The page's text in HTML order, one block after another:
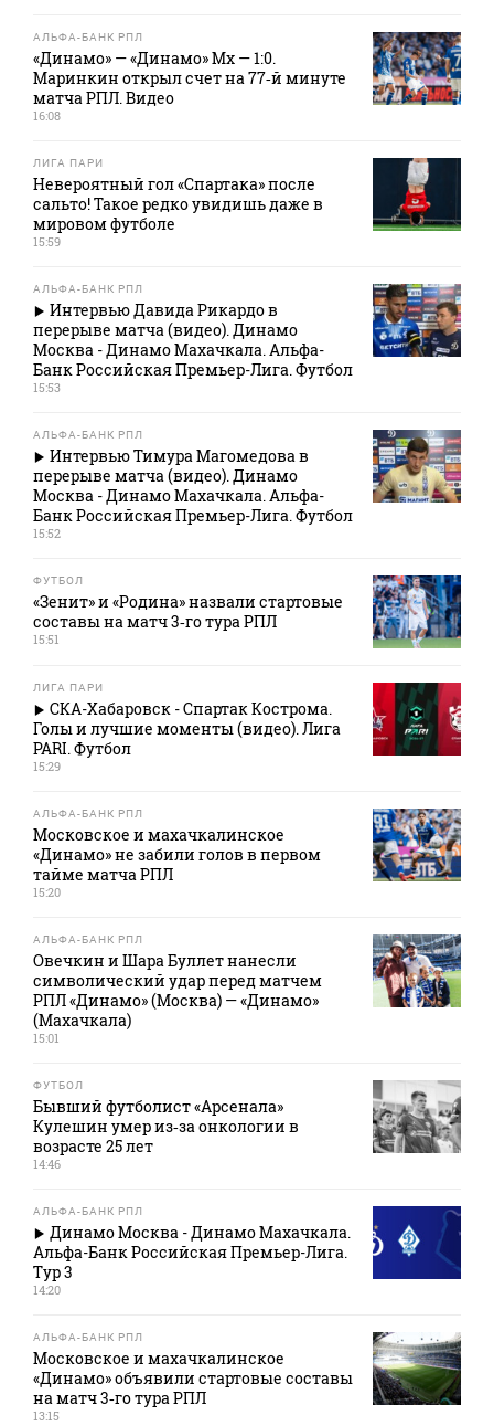
АЛЬФА-БАНК РПЛ
«Динамо» — «Динамо» Мх — 1:0.
Маринкин открыл счет на 77‑й минуте
матча РПЛ. Видео
16:08
ЛИГА ПАРИ
Невероятный гол «Спартака» после
сальто! Такое редко увидишь даже в
мировом футболе
15:59
АЛЬФА-БАНК РПЛ
Интервью Давида Рикардо в
перерыве матча (видео). Динамо
Москва - Динамо Махачкала. Альфа-
Банк Российская Премьер-Лига. Футбол
15:53
АЛЬФА-БАНК РПЛ
Интервью Тимура Магомедова в
перерыве матча (видео). Динамо
Москва - Динамо Махачкала. Альфа-
Банк Российская Премьер-Лига. Футбол
15:52
ФУТБОЛ
«Зенит» и «Родина» назвали стартовые
составы на матч 3‑го тура РПЛ
15:51
ЛИГА ПАРИ
СКА-Хабаровск - Спартак Кострома.
Голы и лучшие моменты (видео). Лига
PARI. Футбол
15:29
АЛЬФА-БАНК РПЛ
Московское и махачкалинское
«Динамо» не забили голов в первом
тайме матча РПЛ
15:20
АЛЬФА-БАНК РПЛ
Овечкин и Шара Буллет нанесли
символический удар перед матчем
РПЛ «Динамо» (Москва) — «Динамо»
(Махачкала)
15:01
ФУТБОЛ
Бывший футболист «Арсенала»
Кулешин умер из‑за онкологии в
возрасте 25 лет
14:46
АЛЬФА-БАНК РПЛ
Динамо Москва - Динамо Махачкала.
Альфа-Банк Российская Премьер-Лига.
Тур 3
14:20
АЛЬФА-БАНК РПЛ
Московское и махачкалинское
«Динамо» объявили стартовые составы
на матч 3‑го тура РПЛ
13:15